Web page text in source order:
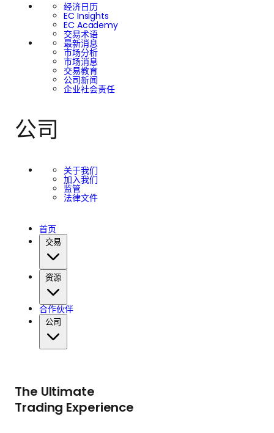
经济日历
EC Insights
EC Academy
交易术语
最新消息
市场分析
市场消息
交易教育
公司新闻
企业社会责任
公司
关于我们
加入我们
监管
法律文件
首页
交易
资源
合作伙伴
公司
The Ultimate
Trading Experience